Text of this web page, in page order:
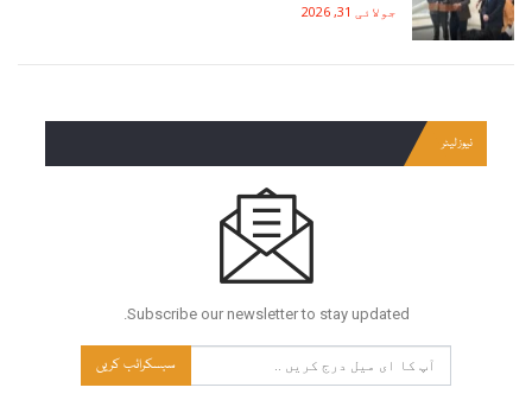
جولائی 31, 2026
نیوز لیٹر
Subscribe our newsletter to stay updated.
سبسکرائب کریں